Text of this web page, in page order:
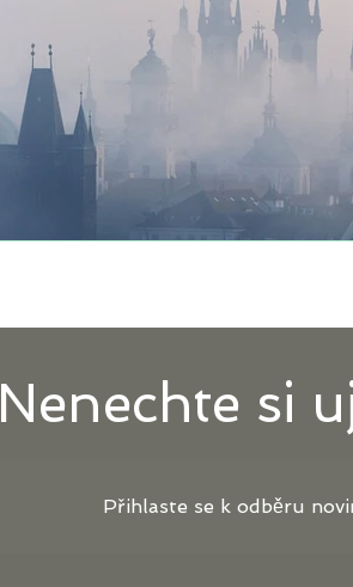
Nenechte si
Přihlaste se k odběru